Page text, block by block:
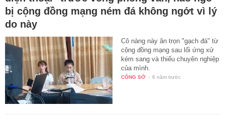
bị cộng đồng mạng ném đá không ngớt vì lý
do này
Cô nàng này ăn trọn "gạch đá" từ
cộng đồng mạng sau lối ứng xử
kém sang và thiếu chuyên nghiệp
của mình.
CÔNG SỞ - 6 năm trước